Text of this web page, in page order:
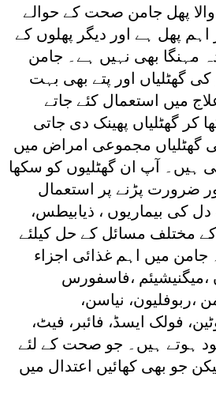
پھل جامن صحت کے حوالے
اہم پھل ہے اور دیگر پھلوں کے
مہنگا بھی نہیں ہے۔ جامن
گھٹلیاں اور پتے بھی بہت
میں استعمال کئے جاتے
کر گھٹلیاں پھینک دی جاتی
گھٹلیاں مجموعی امراض میں
ہیں۔ آپ ان گھٹلیوں کو سکھا
ضرورت پڑنے پر استعمال
کی بیماریوں ، ذیابیطس،
مختلف مسائل کے حل کیلئے
جامن میں اہم غذائی اجزاء
،میگنیشیئم ،فاسفورس
،ربوفلیون، نیاسن،
فولک ایسڈ، فائبر، فیٹ،
ہوتے ہیں۔ جو صحت کے لئے
جو بھی کھائیں اعتدال میں